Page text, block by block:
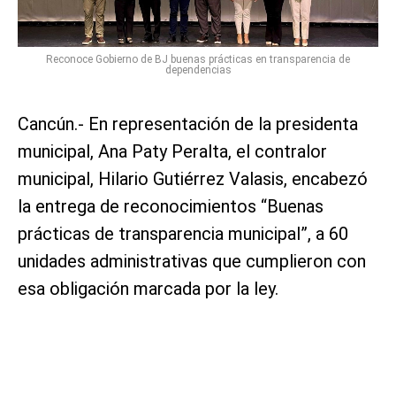
Reconoce Gobierno de BJ buenas prácticas en transparencia de
dependencias
Cancún.- En representación de la presidenta
municipal, Ana Paty Peralta, el contralor
municipal, Hilario Gutiérrez Valasis, encabezó
la entrega de reconocimientos “Buenas
prácticas de transparencia municipal”, a 60
unidades administrativas que cumplieron con
esa obligación marcada por la ley.